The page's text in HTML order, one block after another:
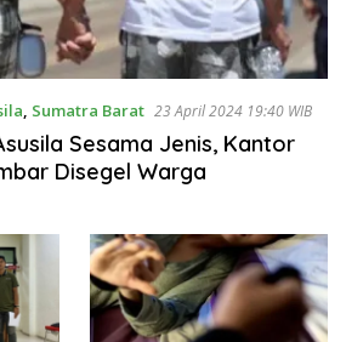
, Sumatra Barat 23 April 2024 19:40 WIB
Sesama Jenis, Kantor
Disegel Warga